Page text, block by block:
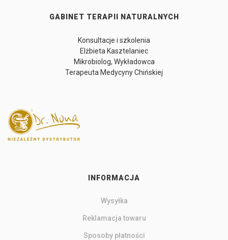
GABINET TERAPII NATURALNYCH
Konsultacje i szkolenia
Elżbieta Kasztelaniec
Mikrobiolog, Wykładowca
Terapeuta Medycyny Chińskiej
INFORMACJA
Wysyłka
Reklamacja towaru
Sposoby płatności